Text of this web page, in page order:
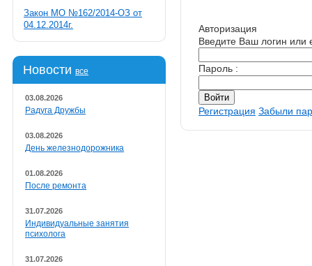
Закон МО №162/2014-ОЗ от
04.12.2014г.
Новости все
03.08.2026
Радуга Дружбы
03.08.2026
День железнодорожника
01.08.2026
После ремонта
31.07.2026
Индивидуальные занятия
психолога
31.07.2026
Авторизация
Введите Ваш логин или
Пароль :
Регистрация Забыли